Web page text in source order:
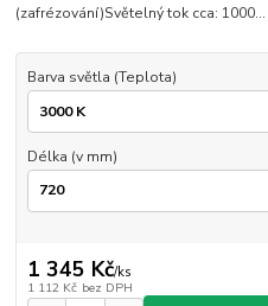
(zafrézování)Světelný tok cca: 1000...
Barva světla (Teplota)
Délka (v mm)
1 345 Kč/ks
1 112 Kč bez DPH